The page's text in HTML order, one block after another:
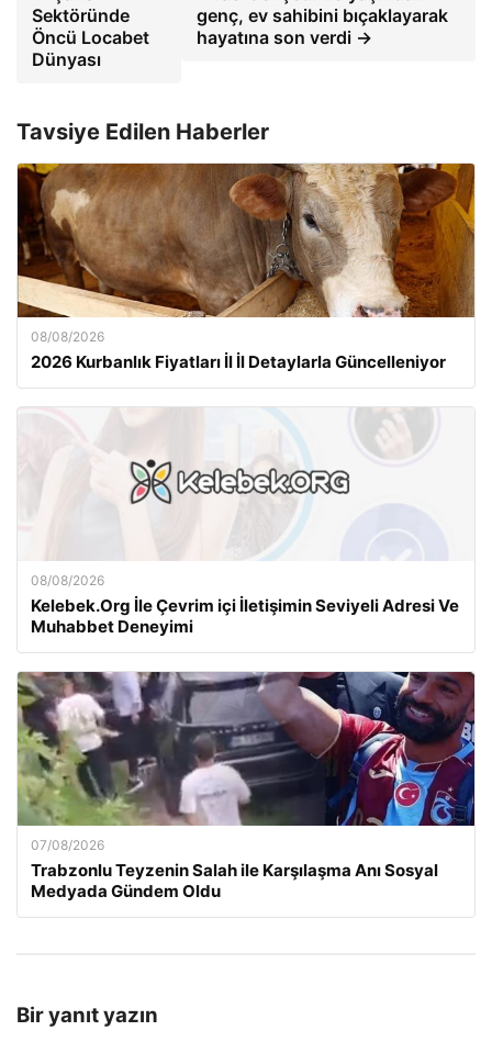
Sektöründe
Öncü Locabet
Dünyası
genç, ev sahibini bıçaklayarak
hayatına son verdi →
Tavsiye Edilen Haberler
08/08/2026
2026 Kurbanlık Fiyatları İl İl Detaylarla Güncelleniyor
08/08/2026
Kelebek.Org İle Çevrim içi İletişimin Seviyeli Adresi Ve
Muhabbet Deneyimi
07/08/2026
Trabzonlu Teyzenin Salah ile Karşılaşma Anı Sosyal
Medyada Gündem Oldu
Bir yanıt yazın